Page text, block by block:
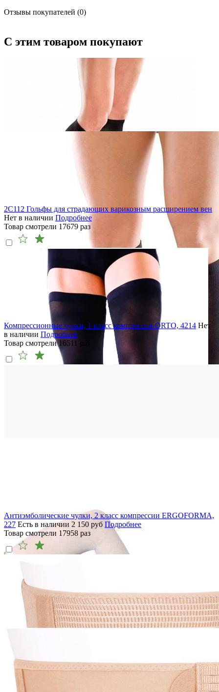
Отзывы покупателей (0)
С этим товаром покупают
2C112 Гольфы для страдающих варикозным расширением вен
Нет в наличии Подробнее
Товар смотрели 17679 раз
Компрессионные чулки, 1 класс компрессии ORTO, 4214 Нет
в наличии Подробнее
Товар смотрели16511
Антиэмболические чулки, 2 класс компрессии ERGOFORMA,
227 Есть в наличии 2 150 руб Подробнее
Товар смотрели 17958 раз